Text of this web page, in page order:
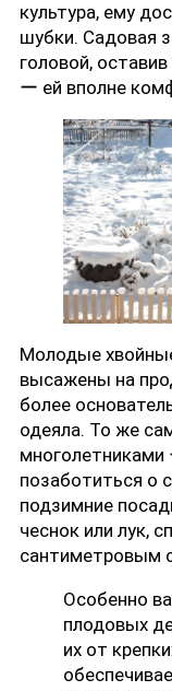
культура, ему
шубки. Садовая
головой,
ー ей вполне
Молодые
высажены на
более
одеяла. То же
многолетниками
позаботиться о
подзимние
чеснок или лук,
сантиметровым
Особенно
плодовых
их от